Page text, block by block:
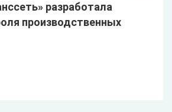
разработала
производственных